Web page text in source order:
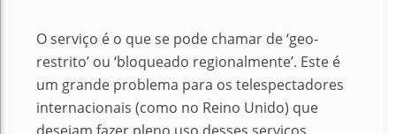
O serviço é o que se pode chamar de ‘geo-
restrito’ ou ‘bloqueado regionalmente’. Este é
um grande problema para os telespectadores
internacionais (como no Reino Unido) que